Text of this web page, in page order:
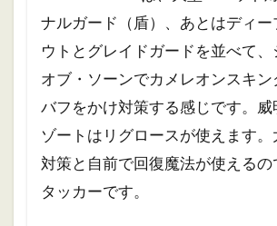
ナルガード（盾）、あとはディー
ウトとグレイドガードを並べて、
オブ・ソーンでカメレオンスキ
バフをかけ対策する感じです。
ゾートはリグロースが使えます。
対策と自前で回復魔法が使える
タッカーです。